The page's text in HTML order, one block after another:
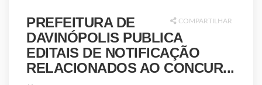
COMPARTILHAR
PREFEITURA DE
DAVINÓPOLIS PUBLICA
EDITAIS DE NOTIFICAÇÃO
RELACIONADOS AO CONCUR...